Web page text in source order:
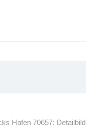
Hafen 70657: